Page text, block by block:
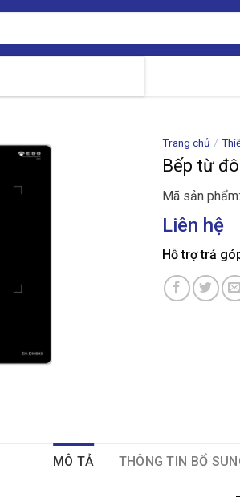
Trang chủ /
Bếp từ
Mã sản
Liên hệ
Hỗ trợ trả
MÔ TẢ THÔNG TIN BỔ